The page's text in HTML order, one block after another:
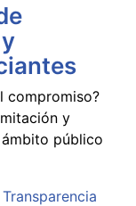
compromiso?
y
público
Transparencia